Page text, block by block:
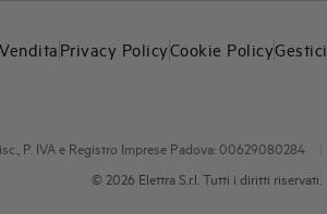
Privacy PolicyCookie Policy
P. IVA e Registro Imprese Padova: 00629080284
© 2026 Elettra S.r.l. Tutti i diritti riservati.